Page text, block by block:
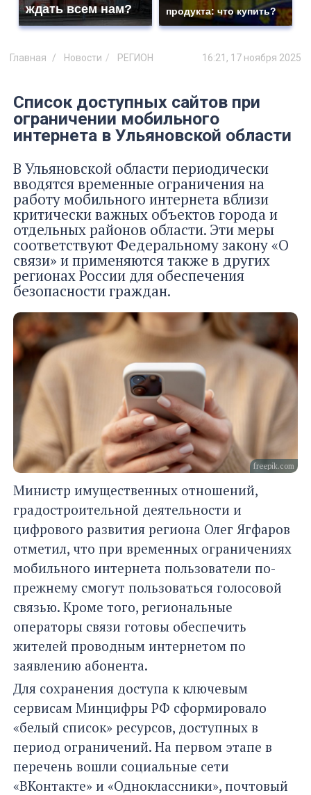
ждать всем нам?
продукта: что купить?
Главная Новости РЕГИОН 16:21, 17 ноября 2025
Список доступных сайтов при
ограничении мобильного
интернета в Ульяновской области
В Ульяновской области периодически
вводятся временные ограничения на
работу мобильного интернета вблизи
критически важных объектов города и
отдельных районов области. Эти меры
соответствуют Федеральному закону «О
связи» и применяются также в других
регионах России для обеспечения
безопасности граждан.
freepik.com
Министр имущественных отношений,
градостроительной деятельности и
цифрового развития региона Олег Ягфаров
отметил, что при временных ограничениях
мобильного интернета пользователи по-
прежнему смогут пользоваться голосовой
связью. Кроме того, региональные
операторы связи готовы обеспечить
жителей проводным интернетом по
заявлению абонента.
Для сохранения доступа к ключевым
сервисам Минцифры РФ сформировало
«белый список» ресурсов, доступных в
период ограничений. На первом этапе в
перечень вошли социальные сети
«ВКонтакте» и «Одноклассники», почтовый